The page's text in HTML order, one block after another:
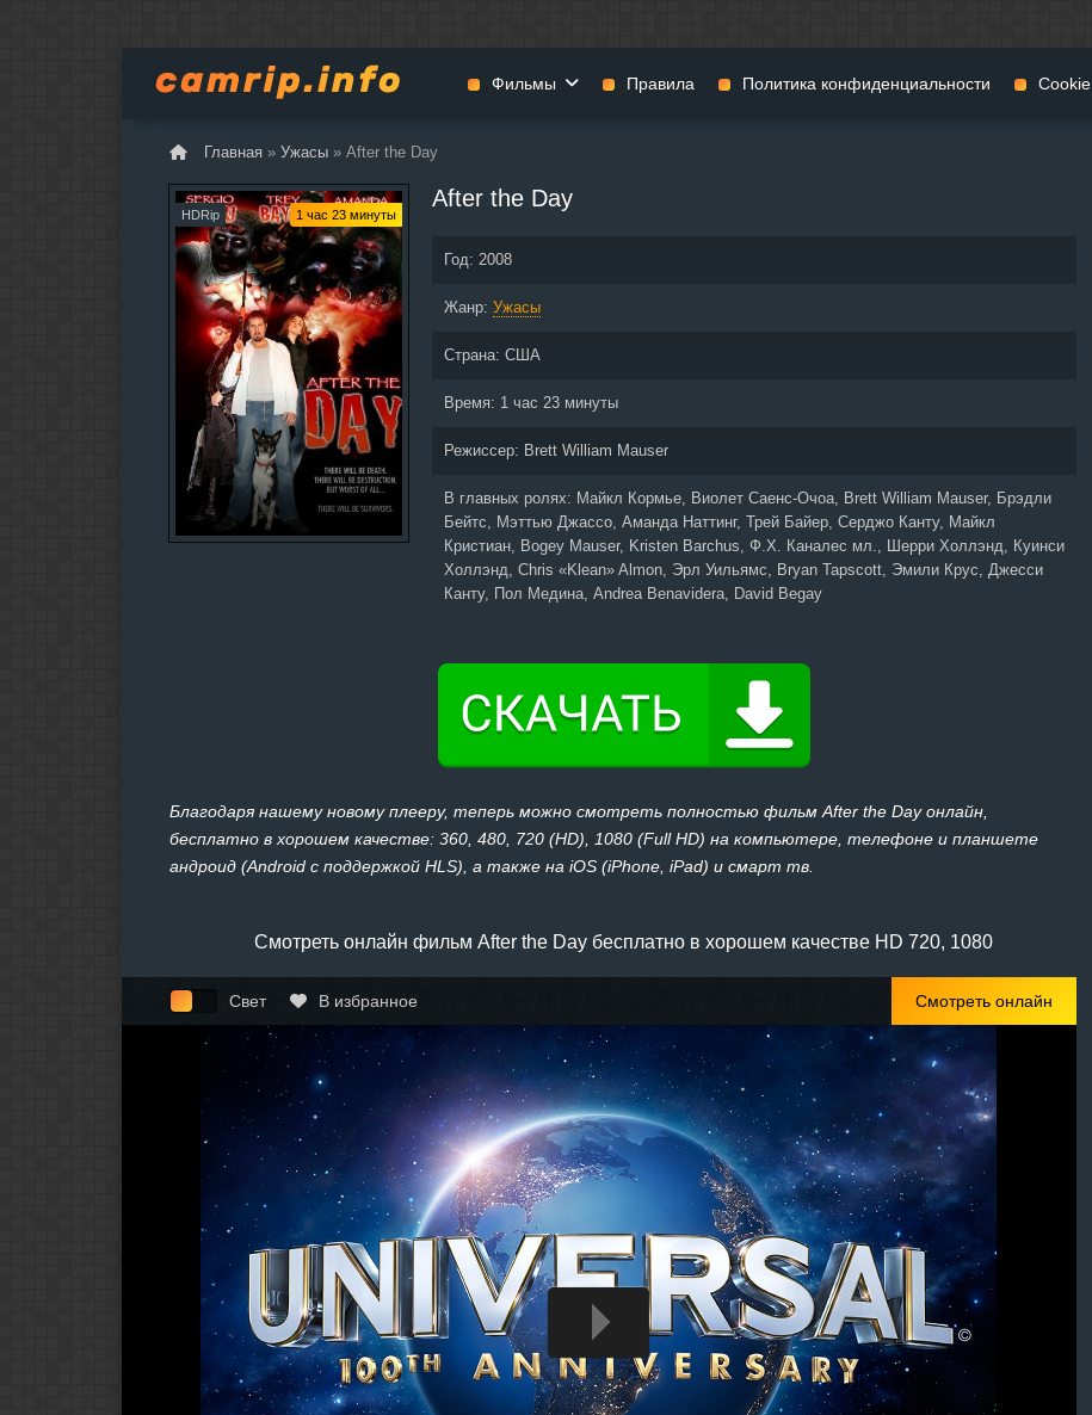
Главная » Ужасы » After the Day
HDRip 1 час 23 минуты
After the Day
Год: 2008
Жанр: Ужасы
Страна: США
Время: 1 час 23 минуты
Режиссер: Brett William Mauser
В главных ролях: Майкл Кормье, Виолет Саенс-Очоа, Brett William Mauser, Брэдли
Бейтс, Мэттью Джассо, Аманда Наттинг, Трей Байер, Серджо Канту, Майкл
Кристиан, Bogey Mauser, Kristen Barchus, Ф.Х. Каналес мл., Шерри Холлэнд, Куинси
Холлэнд, Chris «Klean» Almon, Эрл Уильямс, Bryan Tapscott, Эмили Крус, Джесси
Канту, Пол Медина, Andrea Benavidera, David Begay
Благодаря нашему новому плееру, теперь можно смотреть полностью фильм After the Day онлайн,
бесплатно в хорошем качестве: 360, 480, 720 (HD), 1080 (Full HD) на компьютере, телефоне и планшете
андроид (Android с поддержкой HLS), а также на iOS (iPhone, iPad) и смарт тв.
Смотреть онлайн фильм After the Day бесплатно в хорошем качестве HD 720, 1080
Свет В избранное Смотреть онлайн
Фильмы
Драма
Фантастика
Общие фильмы
Правила Политика конфиденциальности Cookie